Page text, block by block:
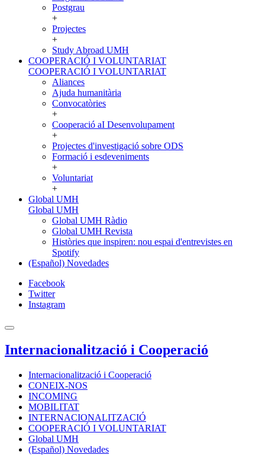
Postgrau
+
Projectes
+
Study Abroad UMH
COOPERACIÓ I VOLUNTARIAT
COOPERACIÓ I VOLUNTARIAT
Aliances
Ajuda humanitària
Convocatòries
+
Cooperació aI Desenvolupament
+
Projectes d'investigació sobre ODS
Formació i esdeveniments
+
Voluntariat
+
Global UMH
Global UMH
Global UMH Ràdio
Global UMH Revista
Històries que inspiren: nou espai d'entrevistes en
Spotify
(Español) Novedades
Facebook
Twitter
Instagram
Internacionalització i Cooperació
Internacionalització i Cooperació
CONEIX-NOS
INCOMING
MOBILITAT
INTERNACIONALITZACIÓ
COOPERACIÓ I VOLUNTARIAT
Global UMH
(Español) Novedades